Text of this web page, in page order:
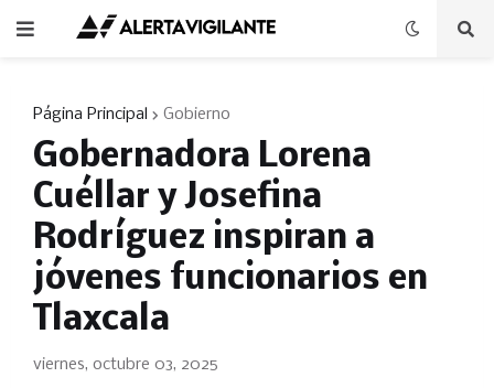
Página Principal Gobierno
Gobernadora Lorena
Cuéllar y Josefina
Rodríguez inspiran a
jóvenes funcionarios en
Tlaxcala
viernes, octubre 03, 2025